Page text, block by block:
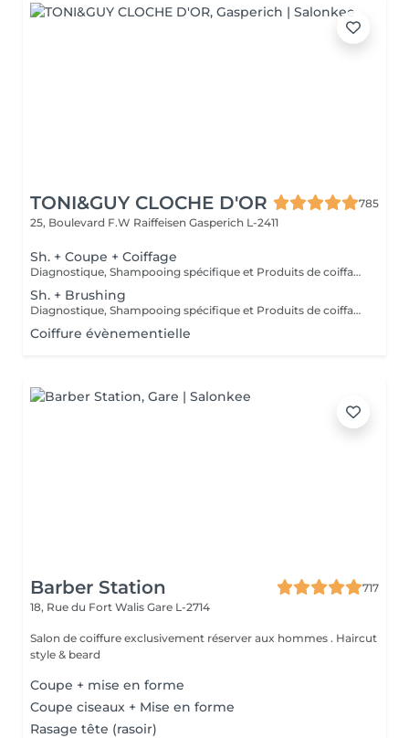
TONI&GUY CLOCHE D'OR
785
25, Boulevard F.W Raiffeisen Gasperich L-2411
Sh. + Coupe + Coiffage
Diagnostique, Shampooing spécifique et Produits de coiffage inclus.
Sh. + Brushing
Diagnostique, Shampooing spécifique et Produits de coiffage inclus.
Coiffure évènementielle
Barber Station
717
18, Rue du Fort Walis Gare L-2714
Salon de coiffure exclusivement réserver aux hommes . Haircut
style & beard
Coupe + mise en forme
Coupe ciseaux + Mise en forme
Rasage tête (rasoir)